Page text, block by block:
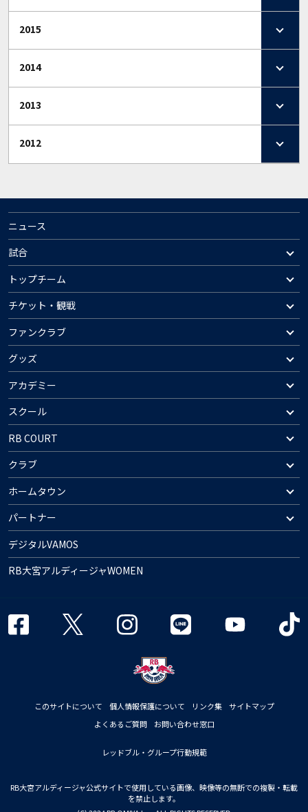
2015
2014
2013
2012
ニュース
試合
トップチーム
チケット・観戦
ファンクラブ
グッズ
アカデミー
スクール
RB COURT
クラブ
ホームタウン
パートナー
デジタルVAMOS
RB大宮アルディージャWOMEN
このサイトについて 個人情報保護について リンク集
サイトマップ
よくあるご質問
お問い合わせ窓口
レッドブル・グループ行動規範
RB大宮アルディージャ公式サイトで使用している画像、映像等の無断での複製・転載
を禁止します。